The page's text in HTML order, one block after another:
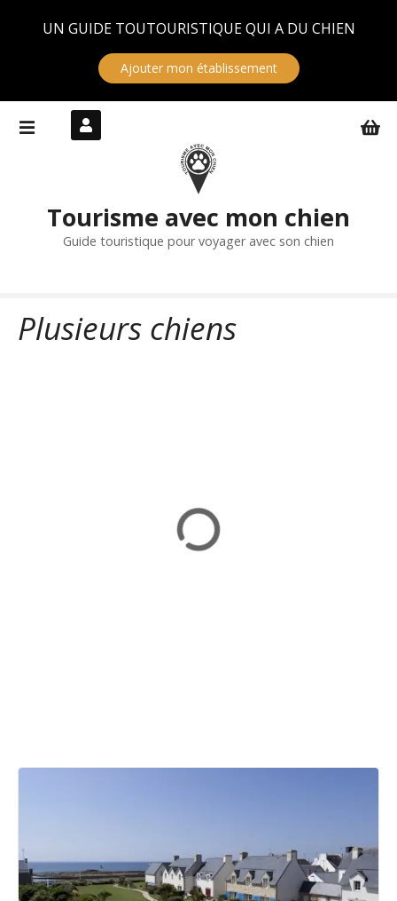
UN GUIDE TOUTOURISTIQUE QUI A DU CHIEN
Ajouter mon établissement
Tourisme avec mon chien
Guide touristique pour voyager avec son chien
Plusieurs chiens